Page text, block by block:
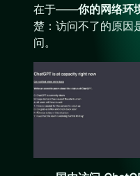
在于——你的网络环
楚：访问不了的原因
问。